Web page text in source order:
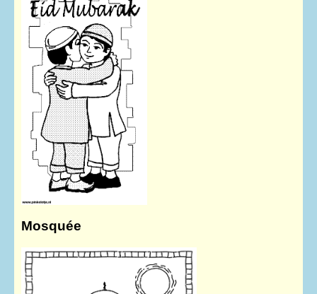
Mosquée